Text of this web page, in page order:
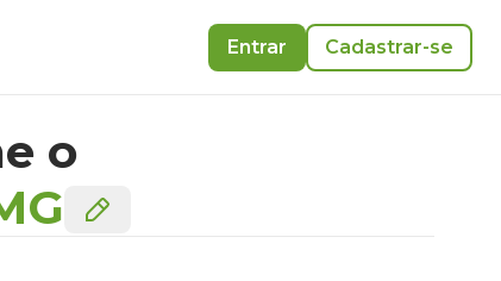
Entrar Cadastrar-se
o